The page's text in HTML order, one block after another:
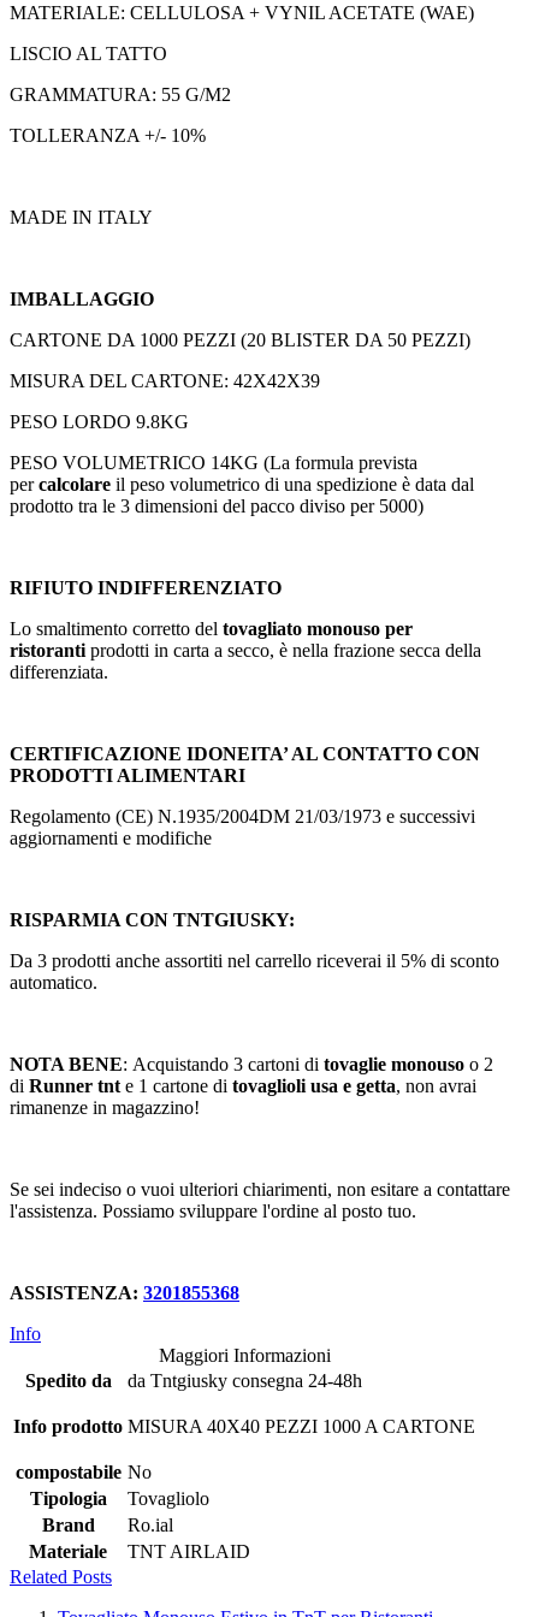
MATERIALE: CELLULOSA + VYNIL ACETATE (WAE)
LISCIO AL TATTO
GRAMMATURA: 55 G/M2
TOLLERANZA +/- 10%
MADE IN ITALY
IMBALLAGGIO
CARTONE DA 1000 PEZZI (20 BLISTER DA 50 PEZZI)
MISURA DEL CARTONE: 42X42X39
PESO LORDO 9.8KG
PESO VOLUMETRICO 14KG (La formula prevista
per calcolare il peso volumetrico di una spedizione è data dal
prodotto tra le 3 dimensioni del pacco diviso per 5000)
RIFIUTO INDIFFERENZIATO
Lo smaltimento corretto del tovagliato monouso per
ristoranti prodotti in carta a secco, è nella frazione secca della
differenziata.
CERTIFICAZIONE IDONEITA’ AL CONTATTO CON
PRODOTTI ALIMENTARI
Regolamento (CE) N.1935/2004DM 21/03/1973 e successivi
aggiornamenti e modifiche
RISPARMIA CON TNTGIUSKY:
Da 3 prodotti anche assortiti nel carrello riceverai il 5% di sconto
automatico.
NOTA BENE: Acquistando 3 cartoni di tovaglie monouso o 2
di Runner tnt e 1 cartone di tovaglioli usa e getta, non avrai
rimanenze in magazzino!
Se sei indeciso o vuoi ulteriori chiarimenti, non esitare a contattare
l'assistenza. Possiamo sviluppare l'ordine al posto tuo.
ASSISTENZA: 3201855368
Info
Maggiori Informazioni
Spedito da
da Tntgiusky consegna 24-48h
Info prodotto MISURA 40X40 PEZZI 1000 A CARTONE
compostabile No
Tipologia
Tovagliolo
Brand
Ro.ial
Materiale
TNT AIRLAID
Related Posts